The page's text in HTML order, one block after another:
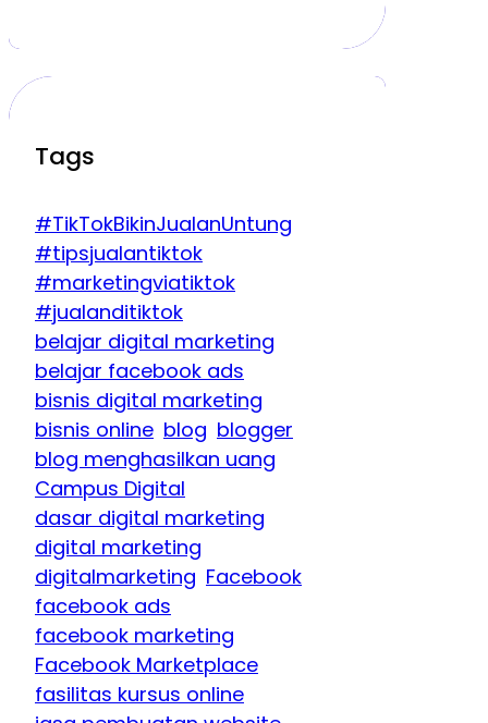
Tags
#TikTokBikinJualanUntung
#tipsjualantiktok
#marketingviatiktok
#jualanditiktok
belajar digital marketing
belajar facebook ads
bisnis digital marketing
bisnis online blog blogger
blog menghasilkan uang
Campus Digital
dasar digital marketing
digital marketing
digitalmarketing Facebook
facebook ads
facebook marketing
Facebook Marketplace
fasilitas kursus online